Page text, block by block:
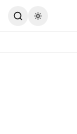
Toggle theme